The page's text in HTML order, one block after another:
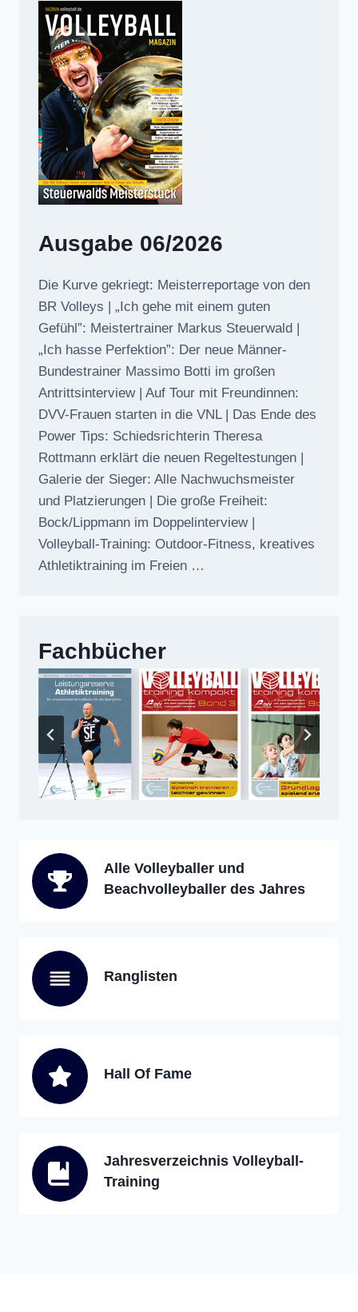
Ausgabe 06/2026
Die Kurve gekriegt: Meisterreportage von den
BR Volleys | „Ich gehe mit einem guten
Gefühl”: Meistertrainer Markus Steuerwald |
„Ich hasse Perfektion”: Der neue Männer-
Bundestrainer Massimo Botti im großen
Antrittsinterview | Auf Tour mit Freundinnen:
DVV-Frauen starten in die VNL | Das Ende des
Power Tips: Schiedsrichterin Theresa
Rottmann erklärt die neuen Regeltestungen |
Galerie der Sieger: Alle Nachwuchsmeister
und Platzierungen | Die große Freiheit:
Bock/Lippmann im Doppelinterview |
Volleyball-Training: Outdoor-Fitness, kreatives
Athletiktraining im Freien …
Fachbücher
Alle Volleyballer und
Beachvolleyballer des Jahres
Ranglisten
Hall Of Fame
Jahresverzeichnis Volleyball-
Training